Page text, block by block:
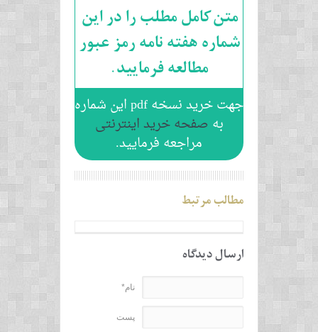
متن کامل مطلب را در این
شماره هفته نامه رمز عبور
مطالعه فرمایید.
جهت خرید نسخه pdf این شماره
به صفحه خرید اینترنتی
مراجعه فرمایید.
مطالب مرتبط
ارسال دیدگاه
نام*
پست